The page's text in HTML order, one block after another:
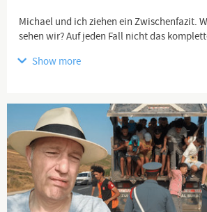
Michael und ich ziehen ein Zwischenfazit.
sehen wir? Auf jeden Fall nicht das
Euer Michael und Thomas
https://www.youtube.com/@Volition.w14
https://www.youtube.com/@blog-m
https://t.me/DasStichwort
Alle Videos, die wir veröffentlichen (also
Show more